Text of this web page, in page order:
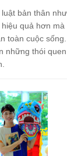
bản thân
quả hơn
toàn cuộc
những thói